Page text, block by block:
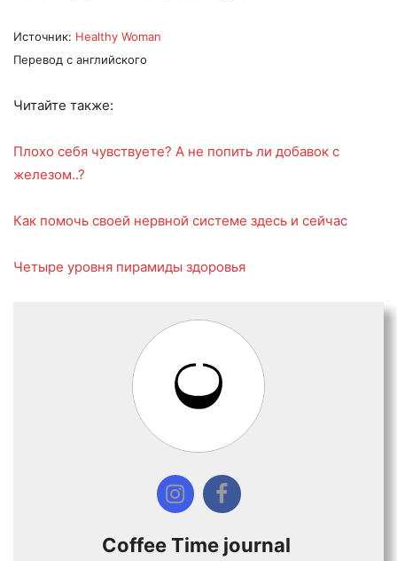
Источник: Healthy Woman
Перевод с английского
Читайте также:
Плохо себя чувствуете? А не попить ли добавок с
железом..?
Как помочь своей нервной системе здесь и сейчас
Четыре уровня пирамиды здоровья
Coffee Time journal